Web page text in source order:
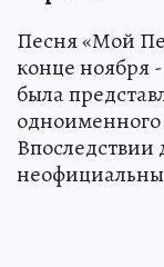
Песня «Мой
конце ноября
была
Впоследствии